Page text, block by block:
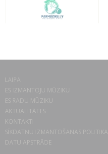
LAIPA
ES IZMANTOJU MŪZIKU
ES RADU MŪZIKU
AKTUALITĀTES
KONTAKTI
SĪKDATŅU IZMANTOŠANAS POLITIKA
DATU APSTRĀDE